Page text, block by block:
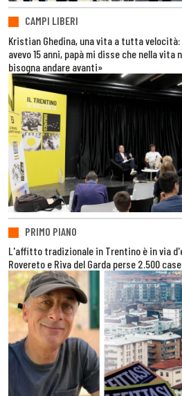
CAMPI LIBERI
Kristian Ghedina, una vita a tutta velocità:
avevo 15 anni, papà mi disse che nella vita
bisogna andare avanti»
PRIMO PIANO
L'affitto tradizionale in Trentino è in via
Rovereto e Riva del Garda perse 2.500